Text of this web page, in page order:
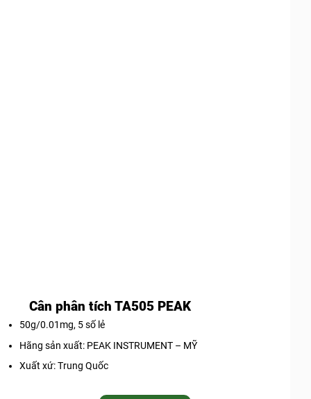
Cân phân tích TA505 PEAK
50g/0.01mg, 5 số lẻ
Hãng sản xuất: PEAK INSTRUMENT – MỸ
Xuất xứ: Trung Quốc